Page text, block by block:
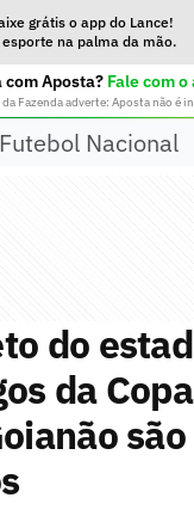
grátis o app do Lance!
esporte na palma da mão.
com Aposta? Fale com
Fazenda adverte: Aposta não é
Futebol Nacional
do
da
são